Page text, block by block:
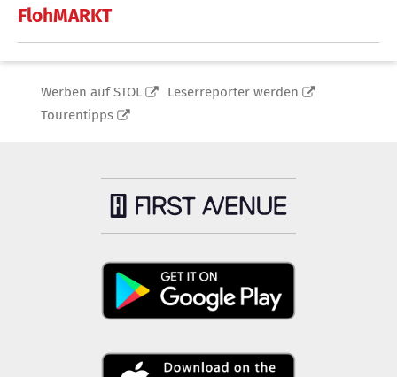
FlohMARKT
Werben auf STOL
Leserreporter werden
Tourentipps